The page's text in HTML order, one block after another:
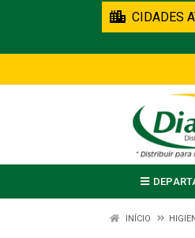
CIDADES
INÍCIO